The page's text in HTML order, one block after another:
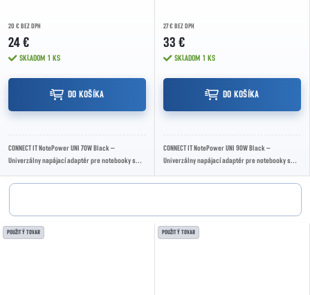
20 € BEZ DPH
24 €
SKLADOM 1 KS
DO KOŠÍKA
CONNECT IT NotePower UNI 70W Black –
Univerzálny napájací adaptér pre notebooky s
výstupného...
27 € BEZ DPH
33 €
SKLADOM 1 KS
DO KOŠÍKA
CONNECT IT NotePower UNI 90W Black –
Univerzálny napájací adaptér pre notebooky s
výstupného...
POUŽITÝ TOVAR POUŽITÝ TOVAR